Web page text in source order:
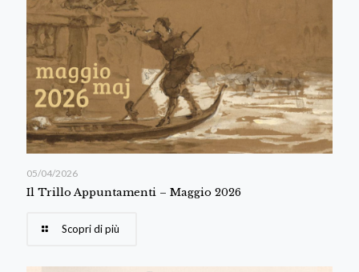
05/04/2026
Il Trillo Appuntamenti – Maggio 2026
Scopri di più